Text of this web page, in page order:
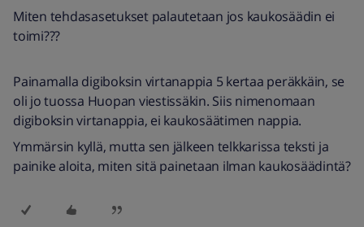
Miten tehdasasetukset palautetaan jos kaukosäädin ei
toimi???
Painamalla digiboksin virtanappia 5 kertaa peräkkäin, se
oli jo tuossa Huopan viestissäkin. Siis nimenomaan
digiboksin virtanappia, ei kaukosäätimen nappia.
Ymmärsin kyllä, mutta sen jälkeen telkkarissa teksti ja
painike aloita, miten sitä painetaan ilman kaukosäädintä?